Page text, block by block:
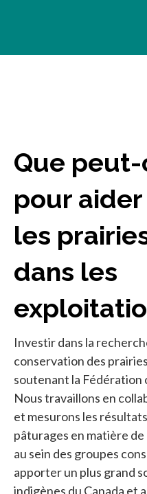
Que
pour
les
dans les
Investir dans la
conservation des
soutenant la Fédération
Nous travaillons en
et mesurons les
pâturages en matière
au sein des groupes
apporter un plus grand
indigènes du Canada et